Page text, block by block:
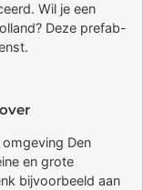
Wil je een
Deze prefab-
Den
en grote
bijvoorbeeld aan